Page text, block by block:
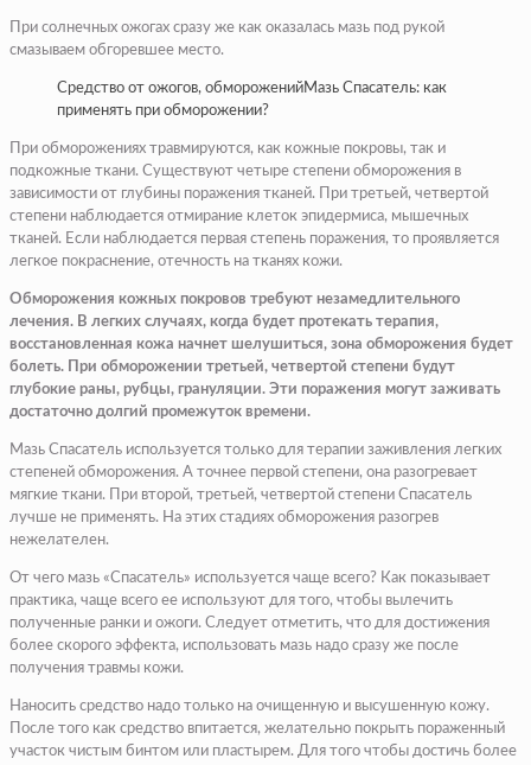
При солнечных ожогах сразу же как оказалась мазь под рукой
смазываем обгоревшее место.
Средство от ожогов, обмороженийМазь Спасатель: как
применять при обморожении?
При обморожениях травмируются, как кожные покровы, так и
подкожные ткани. Существуют четыре степени обморожения в
зависимости от глубины поражения тканей. При третьей, четвертой
степени наблюдается отмирание клеток эпидермиса, мышечных
тканей. Если наблюдается первая степень поражения, то проявляется
легкое покраснение, отечность на тканях кожи.
Обморожения кожных покровов требуют незамедлительного
лечения. В легких случаях, когда будет протекать терапия,
восстановленная кожа начнет шелушиться, зона обморожения будет
болеть. При обморожении третьей, четвертой степени будут
глубокие раны, рубцы, грануляции. Эти поражения могут заживать
достаточно долгий промежуток времени.
Мазь Спасатель используется только для терапии заживления легких
степеней обморожения. А точнее первой степени, она разогревает
мягкие ткани. При второй, третьей, четвертой степени Спасатель
лучше не применять. На этих стадиях обморожения разогрев
нежелателен.
От чего мазь «Спасатель» используется чаще всего? Как показывает
практика, чаще всего ее используют для того, чтобы вылечить
полученные ранки и ожоги. Следует отметить, что для достижения
более скорого эффекта, использовать мазь надо сразу же после
получения травмы кожи.
Наносить средство надо только на очищенную и высушенную кожу.
После того как средство впитается, желательно покрыть пораженный
участок чистым бинтом или пластырем. Для того чтобы достичь более